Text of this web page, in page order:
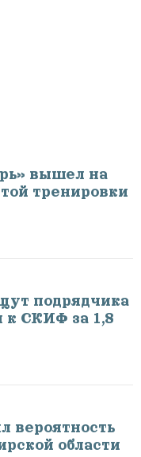
вышел на
тренировки
подрядчика
к СКИФ за 1,8
вероятность
области